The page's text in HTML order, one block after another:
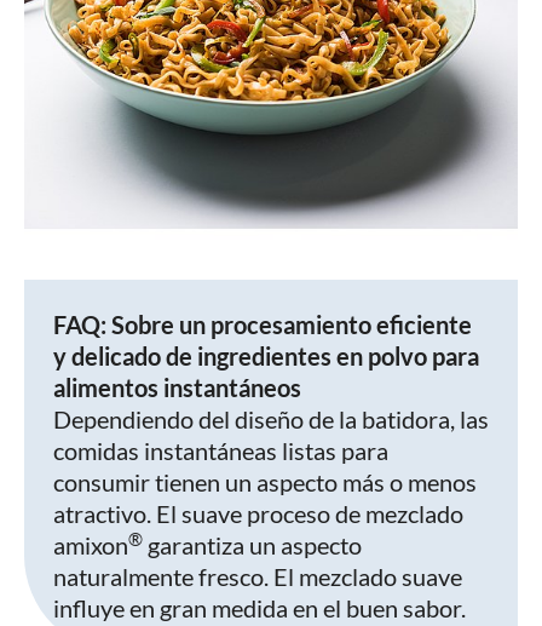
FAQ: Sobre un procesamiento eficiente
y delicado de ingredientes en polvo para
alimentos instantáneos
Dependiendo del diseño de la batidora, las
comidas instantáneas listas para
consumir tienen un aspecto más o menos
atractivo. El suave proceso de mezclado
amixon® garantiza un aspecto
naturalmente fresco. El mezclado suave
influye en gran medida en el buen sabor.